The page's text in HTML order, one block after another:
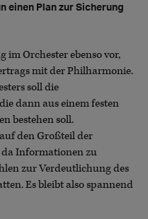
einen Plan zur Sicherung
im Orchester ebenso vor,
mit der Philharmonie.
soll die
dann aus einem festen
bestehen soll.
den Großteil der
Informationen zu
zur Verdeutlichung des
Es bleibt also spannend